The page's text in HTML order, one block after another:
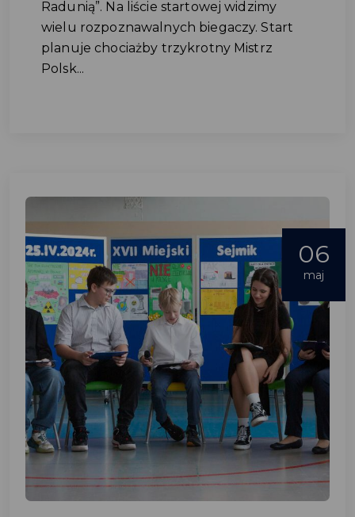
Radunią”. Na liście startowej widzimy
wielu rozpoznawalnych biegaczy. Start
planuje chociażby trzykrotny Mistrz
Polsk...
06
maj